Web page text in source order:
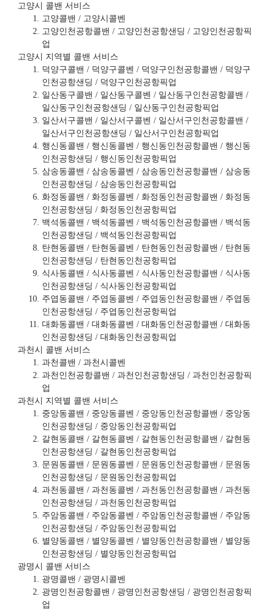
고양시 콜밴 서비스
고양콜밴 / 고양시콜벤
고양인천공항콜밴 / 고양인천공항샌딩 / 고양인천공항픽
업
고양시 지역별 콜밴 서비스
덕양구콜밴 / 덕양구콜벤 / 덕양구인천공항콜밴 / 덕양구
인천공항샌딩 / 덕양구인천공항픽업
일산동구콜밴 / 일산동구콜벤 / 일산동구인천공항콜밴 /
일산동구인천공항샌딩 / 일산동구인천공항픽업
일산서구콜밴 / 일산서구콜벤 / 일산서구인천공항콜밴 /
일산서구인천공항샌딩 / 일산서구인천공항픽업
행신동콜밴 / 행신동콜벤 / 행신동인천공항콜밴 / 행신동
인천공항샌딩 / 행신동인천공항픽업
삼송동콜밴 / 삼송동콜벤 / 삼송동인천공항콜밴 / 삼송동
인천공항샌딩 / 삼송동인천공항픽업
화정동콜밴 / 화정동콜벤 / 화정동인천공항콜밴 / 화정동
인천공항샌딩 / 화정동인천공항픽업
백석동콜밴 / 백석동콜벤 / 백석동인천공항콜밴 / 백석동
인천공항샌딩 / 백석동인천공항픽업
탄현동콜밴 / 탄현동콜벤 / 탄현동인천공항콜밴 / 탄현동
인천공항샌딩 / 탄현동인천공항픽업
식사동콜밴 / 식사동콜벤 / 식사동인천공항콜밴 / 식사동
인천공항샌딩 / 식사동인천공항픽업
주엽동콜밴 / 주엽동콜벤 / 주엽동인천공항콜밴 / 주엽동
인천공항샌딩 / 주엽동인천공항픽업
대화동콜밴 / 대화동콜벤 / 대화동인천공항콜밴 / 대화동
인천공항샌딩 / 대화동인천공항픽업
과천시 콜밴 서비스
과천콜밴 / 과천시콜벤
과천인천공항콜밴 / 과천인천공항샌딩 / 과천인천공항픽
업
과천시 지역별 콜밴 서비스
중앙동콜밴 / 중앙동콜벤 / 중앙동인천공항콜밴 / 중앙동
인천공항샌딩 / 중앙동인천공항픽업
갈현동콜밴 / 갈현동콜벤 / 갈현동인천공항콜밴 / 갈현동
인천공항샌딩 / 갈현동인천공항픽업
문원동콜밴 / 문원동콜벤 / 문원동인천공항콜밴 / 문원동
인천공항샌딩 / 문원동인천공항픽업
과천동콜밴 / 과천동콜벤 / 과천동인천공항콜밴 / 과천동
인천공항샌딩 / 과천동인천공항픽업
주암동콜밴 / 주암동콜벤 / 주암동인천공항콜밴 / 주암동
인천공항샌딩 / 주암동인천공항픽업
별양동콜밴 / 별양동콜벤 / 별양동인천공항콜밴 / 별양동
인천공항샌딩 / 별양동인천공항픽업
광명시 콜밴 서비스
광명콜밴 / 광명시콜벤
광명인천공항콜밴 / 광명인천공항샌딩 / 광명인천공항픽
업